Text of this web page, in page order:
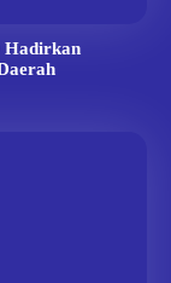
Hadirkan